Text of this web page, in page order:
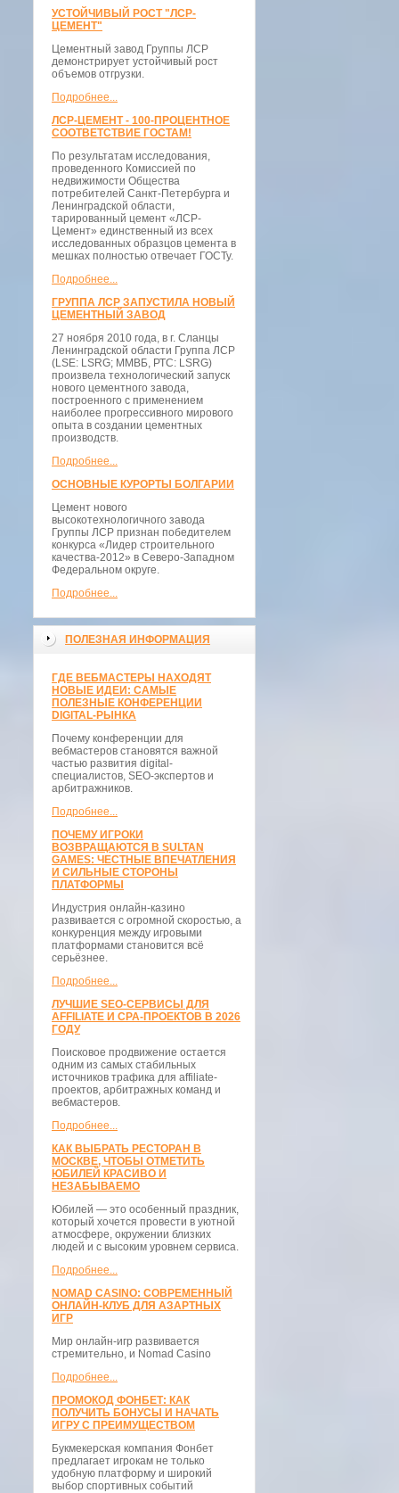
УСТОЙЧИВЫЙ РОСТ "ЛСР-
ЦЕМЕНТ"
Цементный завод Группы ЛСР
демонстрирует устойчивый рост
объемов отгрузки.
Подробнее...
ЛСР-ЦЕМЕНТ - 100-ПРОЦЕНТНОЕ
СООТВЕТСТВИЕ ГОСТАМ!
По результатам исследования,
проведенного Комиссией по
недвижимости Общества
потребителей Санкт-Петербурга и
Ленинградской области,
тарированный цемент «ЛСР-
Цемент» единственный из всех
исследованных образцов цемента в
мешках полностью отвечает ГОСТу.
Подробнее...
ГРУППА ЛСР ЗАПУСТИЛА НОВЫЙ
ЦЕМЕНТНЫЙ ЗАВОД
27 ноября 2010 года, в г. Сланцы
Ленинградской области Группа ЛСР
(LSE: LSRG; ММВБ, РТС: LSRG)
произвела технологический запуск
нового цементного завода,
построенного с применением
наиболее прогрессивного мирового
опыта в создании цементных
производств.
Подробнее...
ОСНОВНЫЕ КУРОРТЫ БОЛГАРИИ
Цемент нового
высокотехнологичного завода
Группы ЛСР признан победителем
конкурса «Лидер строительного
качества-2012» в Северо-Западном
Федеральном округе.
Подробнее...
ПОЛЕЗНАЯ ИНФОРМАЦИЯ
ГДЕ ВЕБМАСТЕРЫ НАХОДЯТ
НОВЫЕ ИДЕИ: САМЫЕ
ПОЛЕЗНЫЕ КОНФЕРЕНЦИИ
DIGITAL-РЫНКА
Почему конференции для
вебмастеров становятся важной
частью развития digital-
специалистов, SEO-экспертов и
арбитражников.
Подробнее...
ПОЧЕМУ ИГРОКИ
ВОЗВРАЩАЮТСЯ В SULTAN
GAMES: ЧЕСТНЫЕ ВПЕЧАТЛЕНИЯ
И СИЛЬНЫЕ СТОРОНЫ
ПЛАТФОРМЫ
Индустрия онлайн-казино
развивается с огромной скоростью, а
конкуренция между игровыми
платформами становится всё
серьёзнее.
Подробнее...
ЛУЧШИЕ SEO-СЕРВИСЫ ДЛЯ
AFFILIATE И CPA-ПРОЕКТОВ В 2026
ГОДУ
Поисковое продвижение остается
одним из самых стабильных
источников трафика для affiliate-
проектов, арбитражных команд и
вебмастеров.
Подробнее...
КАК ВЫБРАТЬ РЕСТОРАН В
МОСКВЕ, ЧТОБЫ ОТМЕТИТЬ
ЮБИЛЕЙ КРАСИВО И
НЕЗАБЫВАЕМО
Юбилей — это особенный праздник,
который хочется провести в уютной
атмосфере, окружении близких
людей и с высоким уровнем сервиса.
Подробнее...
NOMAD CASINO: СОВРЕМЕННЫЙ
ОНЛАЙН-КЛУБ ДЛЯ АЗАРТНЫХ
ИГР
Мир онлайн-игр развивается
стремительно, и Nomad Casino
Подробнее...
ПРОМОКОД ФОНБЕТ: КАК
ПОЛУЧИТЬ БОНУСЫ И НАЧАТЬ
ИГРУ С ПРЕИМУЩЕСТВОМ
Букмекерская компания Фонбет
предлагает игрокам не только
удобную платформу и широкий
выбор спортивных событий